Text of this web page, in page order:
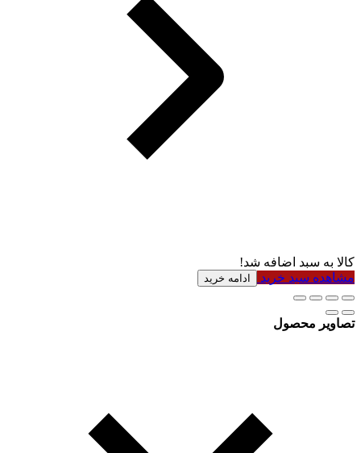
کالا به سبد اضافه شد!
مشاهده سبد خرید
ادامه خرید
تصاویر محصول